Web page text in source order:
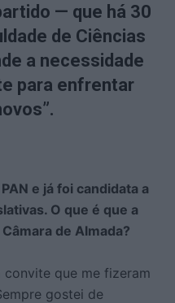
— que há 30
de Ciências
a necessidade
para enfrentar
e já foi candidata a
O que é que a
de Almada?
que me fizeram
gostei de